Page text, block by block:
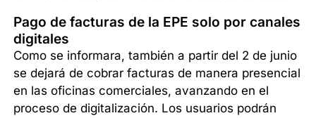
Pago de facturas de la EPE solo por canales
digitales
Como se informara, también a partir del 2 de junio
se dejará de cobrar facturas de manera presencial
en las oficinas comerciales, avanzando en el
proceso de digitalización. Los usuarios podrán